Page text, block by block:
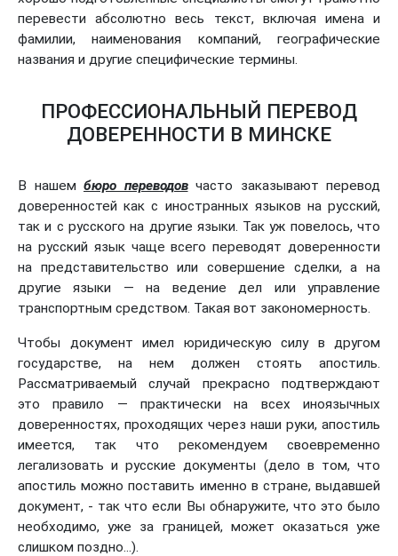
перевести абсолютно весь текст, включая имена и
фамилии, наименования компаний, географические
названия и другие специфические термины.
ПРОФЕССИОНАЛЬНЫЙ ПЕРЕВОД
ДОВЕРЕННОСТИ В МИНСКЕ
В нашем бюро переводовчасто заказывают перевод
доверенностей как с иностранных языков на русский,
так и с русского на другие языки. Так уж повелось, что
на русский язык чаще всего переводят доверенности
на представительство или совершение сделки, а на
другие языки — на ведение дел или управление
транспортным средством. Такая вот закономерность.
Чтобы документ имел юридическую силу в другом
государстве, на нем должен стоять апостиль.
Рассматриваемый случай прекрасно подтверждают
это правило — практически на всех иноязычных
доверенностях, проходящих через наши руки, апостиль
имеется, так что рекомендуем своевременно
легализовать и русские документы (дело в том, что
апостиль можно поставить именно в стране, выдавшей
документ, - так что если Вы обнаружите, что это было
необходимо, уже за границей, может оказаться уже
слишком поздно...).